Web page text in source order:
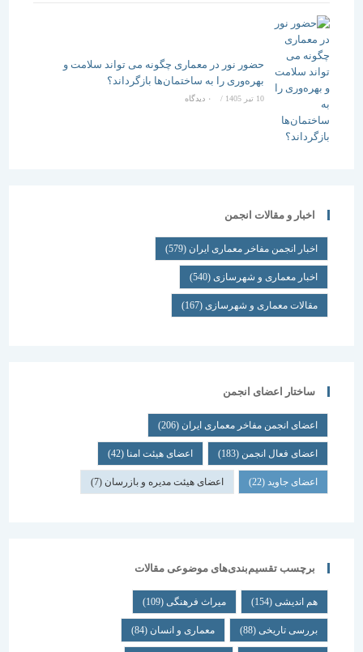
حضور نور در معماری چگونه می تواند سلامت و
بهره‌وری را به ساختمان‌ها بازگرداند؟
/ ۰ دیدگاه
اخبار و مقالات انجمن
اخبار انجمن مفاخر معماری ایران (579)
اخبار معماری و شهرسازی(540)
مقالات معماری و شهرسازی(167)
ساختار اعضای انجمن
اعضای انجمن مفاخر معماری ایران (206)
اعضای فعال انجمن(183) اعضای هیئت امنا(42)
اعضای جاوید(22) اعضای هیئت مدیره و بازرسان(7)
برچسب تقسیم‌بندی‌های موضوعی مقالات
هم اندیشی (154) میراث فرهنگی (109)
بررسی تاریخی (88) معماری و انسان (84)